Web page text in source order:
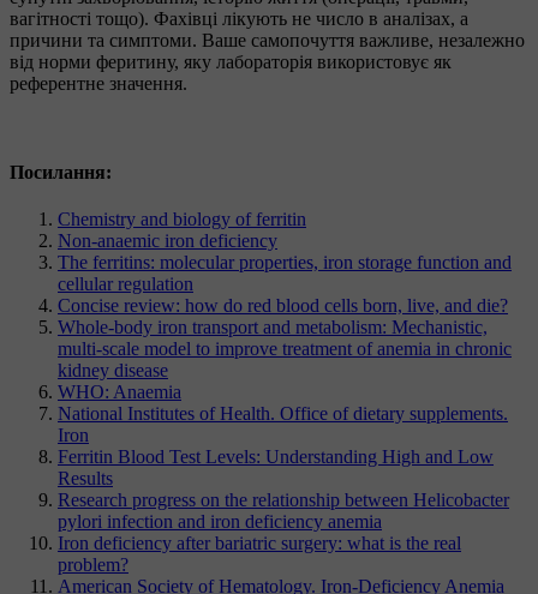
вагітності тощо). Фахівці лікують не число в аналізах, а
причини та симптоми. Ваше самопочуття важливе, незалежно
від норми феритину, яку лабораторія використовує як
референтне значення.
Посилання:
Chemistry and biology of ferritin
Non-anaemic iron deficiency
The ferritins: molecular properties, iron storage function and
cellular regulation
Concise review: how do red blood cells born, live, and die?
Whole-body iron transport and metabolism: Mechanistic,
multi-scale model to improve treatment of anemia in chronic
kidney disease
WHO: Anaemia
National Institutes of Health. Office of dietary supplements.
Iron
Ferritin Blood Test Levels: Understanding High and Low
Results
Research progress on the relationship between Helicobacter
pylori infection and iron deficiency anemia
Iron deficiency after bariatric surgery: what is the real
problem?
American Society of Hematology. Iron-Deficiency Anemia